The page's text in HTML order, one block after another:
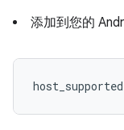
添加到您的